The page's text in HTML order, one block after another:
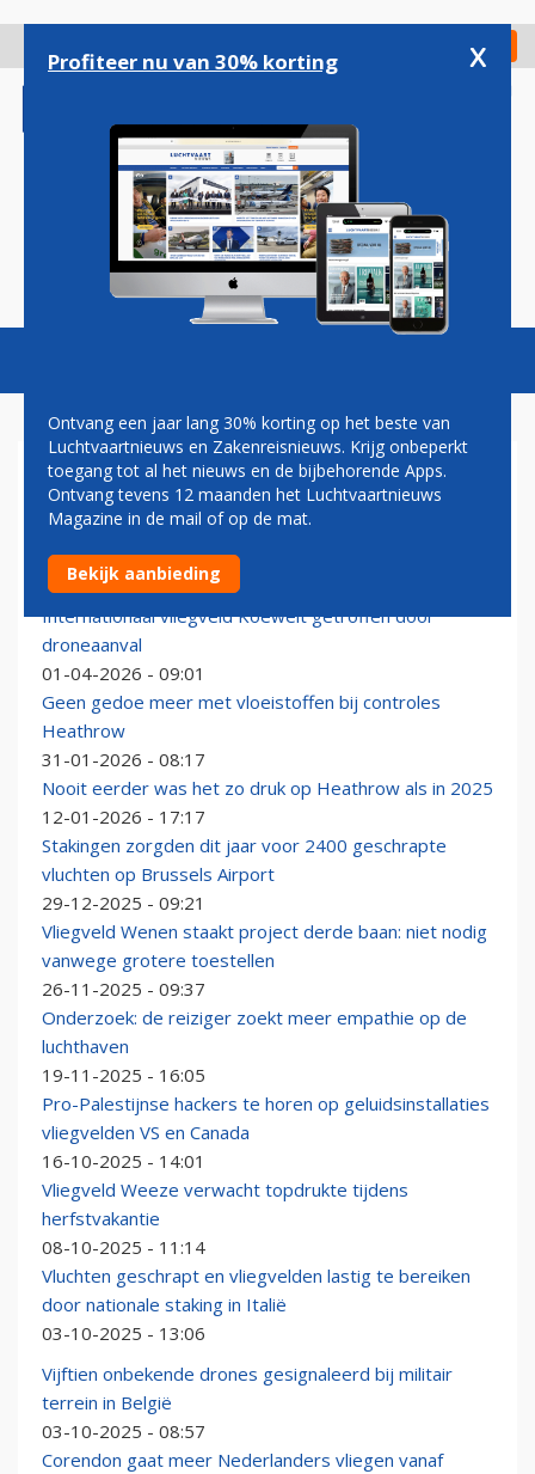
gaan
Check in
Magazine Podcasts Vacatures
VLIEGVELD
Het eerste Pokémon-vliegveld (in Japan) is bijna klaar
18-05-2026 - 11:37
Internationaal vliegveld Koeweit getroffen door
droneaanval
01-04-2026 - 09:01
Geen gedoe meer met vloeistoffen bij controles
Heathrow
31-01-2026 - 08:17
Nooit eerder was het zo druk op Heathrow als in 2025
12-01-2026 - 17:17
Stakingen zorgden dit jaar voor 2400 geschrapte
vluchten op Brussels Airport
29-12-2025 - 09:21
Vliegveld Wenen staakt project derde baan: niet nodig
vanwege grotere toestellen
26-11-2025 - 09:37
Onderzoek: de reiziger zoekt meer empathie op de
luchthaven
19-11-2025 - 16:05
Pro-Palestijnse hackers te horen op geluidsinstallaties
vliegvelden VS en Canada
16-10-2025 - 14:01
Vliegveld Weeze verwacht topdrukte tijdens
herfstvakantie
08-10-2025 - 11:14
Vluchten geschrapt en vliegvelden lastig te bereiken
door nationale staking in Italië
03-10-2025 - 13:06
Vijftien onbekende drones gesignaleerd bij militair
terrein in België
03-10-2025 - 08:57
Corendon gaat meer Nederlanders vliegen vanaf
Profiteer nu van 30% korting x
Ontvang een jaar lang 30% korting op het beste van
Luchtvaartnieuws en Zakenreisnieuws. Krijg onbeperkt
toegang tot al het nieuws en de bijbehorende Apps.
Ontvang tevens 12 maanden het Luchtvaartnieuws
Magazine in de mail of op de mat.
Bekijk aanbieding